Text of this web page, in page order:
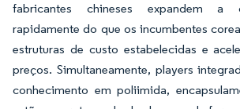
fabricantes chineses expandem a
rapidamente do que os incumbentes
estruturas de custo estabelecidas e
preços. Simultaneamente, players
conhecimento em poliimida,